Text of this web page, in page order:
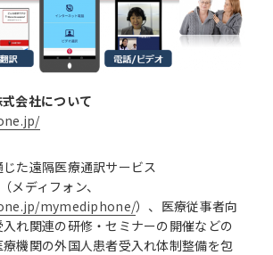
会社について
た遠隔医療通訳サービス
メディフォン、
mymediphone/）、医療従事者向
れ関連の研修・セミナーの開催などの
機関の外国人患者受入れ体制整備を包